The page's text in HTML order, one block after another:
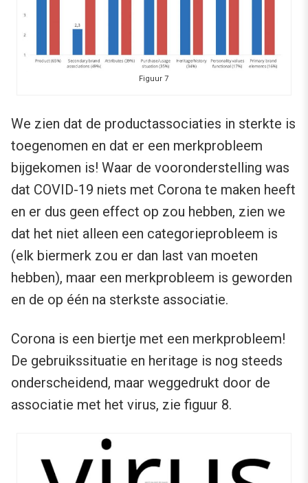
Figuur 7
We zien dat de productassociaties in sterkte is
toegenomen en dat er een merkprobleem
bijgekomen is! Waar de vooronderstelling was
dat COVID-19 niets met Corona te maken heeft
en er dus geen effect op zou hebben, zien we
dat het niet alleen een categorieprobleem is
(elk biermerk zou er dan last van moeten
hebben), maar een merkprobleem is geworden
en de op één na sterkste associatie.
Corona is een biertje met een merkprobleem!
De gebruikssituatie en heritage is nog steeds
onderscheidend, maar weggedrukt door de
associatie met het virus, zie figuur 8.